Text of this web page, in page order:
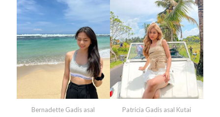
Bernadette Gadis asal
Patricia Gadis asal Kutai